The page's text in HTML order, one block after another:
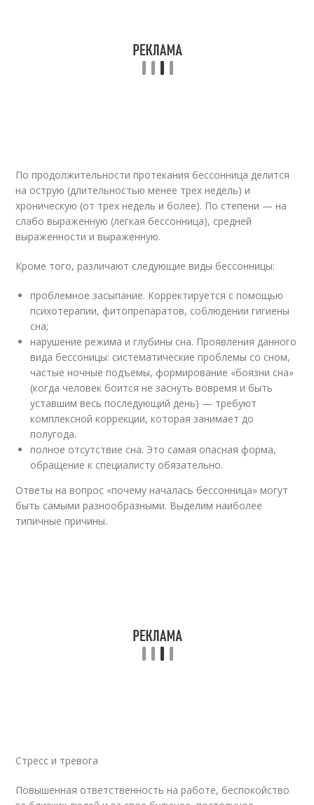
По продолжительности протекания бессонница делится
на острую (длительностью менее трех недель) и
хроническую (от трех недель и более). По степени — на
слабо выраженную (легкая бессонница), средней
выраженности и выраженную.
Кроме того, различают следующие виды бессонницы:
проблемное засыпание. Корректируется с помощью
психотерапии, фитопрепаратов, соблюдении гигиены
сна;
нарушение режима и глубины сна. Проявления данного
вида бессоницы: систематические проблемы со сном,
частые ночные подъемы, формирование «боязни сна»
(когда человек боится не заснуть вовремя и быть
уставшим весь последующий день) — требуют
комплексной коррекции, которая занимает до
полугода.
полное отсутствие сна. Это самая опасная форма,
обращение к специалисту обязательно.
Ответы на вопрос «почему началась бессонница» могут
быть самыми разнообразными. Выделим наиболее
типичные причины.
Стресс и тревога
Повышенная ответственность на работе, беспокойство